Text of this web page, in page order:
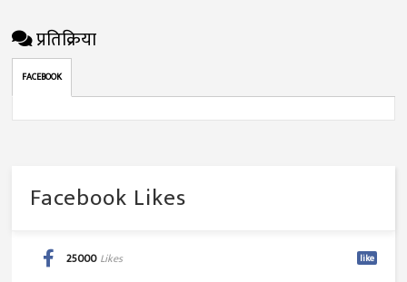
प्रतिक्रिया
FACEBOOK
Facebook Likes
25000 Likes like